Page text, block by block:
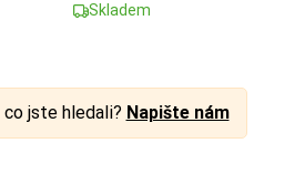
Skladem
jste hledali? Napište nám